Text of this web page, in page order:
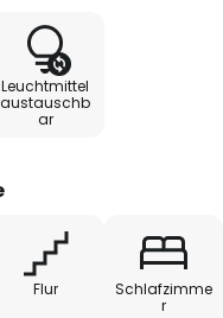
Leuchtmittel
austauschb
ar
Flur
Schlafzimme
r